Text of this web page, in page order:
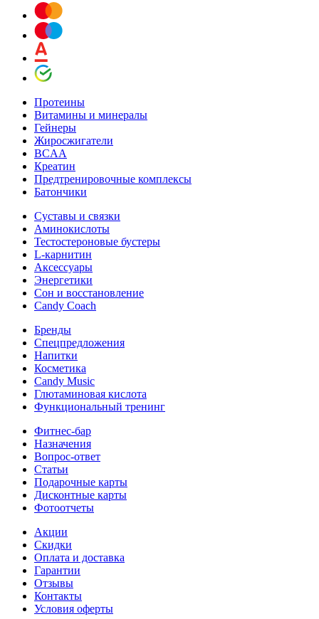
Протеины
Витамины и минералы
Гейнеры
Жиросжигатели
BCAA
Креатин
Предтренировочные комплексы
Батончики
Суставы и связки
Аминокислоты
Тестостероновые бустеры
L-карнитин
Аксессуары
Энергетики
Сон и восстановление
Candy Coach
Бренды
Спецпредложения
Напитки
Косметика
Candy Music
Глютаминовая кислота
Функциональный тренинг
Фитнес-бар
Назначения
Вопрос-ответ
Статьи
Подарочные карты
Дисконтные карты
Фотоотчеты
Акции
Скидки
Оплата и доставка
Гарантии
Отзывы
Контакты
Условия оферты